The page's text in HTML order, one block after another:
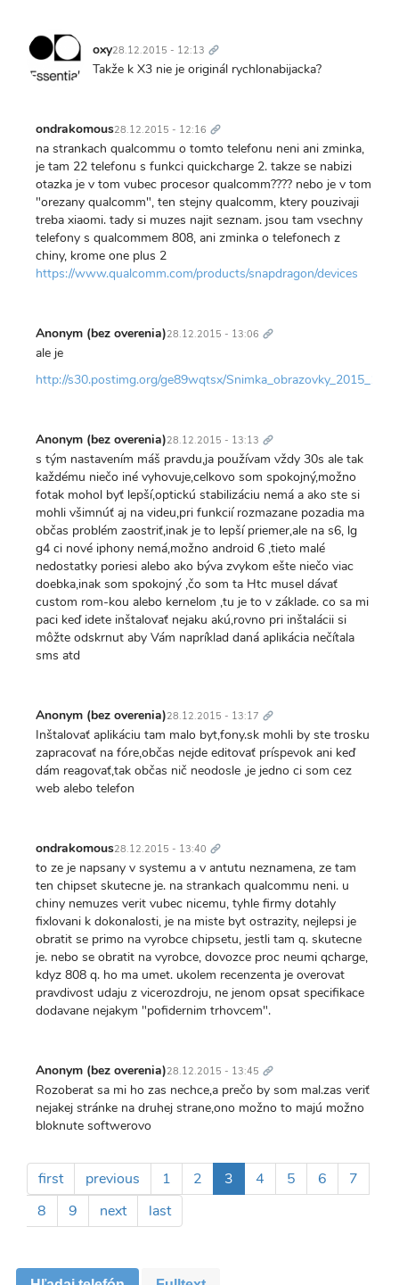
oxy28.12.2015 - 12:13 odkaz
Takže k X3 nie je originál rychlonabijacka?
ondrakomous28.12.2015 - 12:16 odkaz
na strankach qualcommu o tomto telefonu neni ani zminka,
je tam 22 telefonu s funkci quickcharge 2. takze se nabizi
otazka je v tom vubec procesor qualcomm???? nebo je v tom
"orezany qualcomm", ten stejny qualcomm, ktery pouzivaji
treba xiaomi. tady si muzes najit seznam. jsou tam vsechny
telefony s qualcommem 808, ani zminka o telefonech z
chiny, krome one plus 2
https://www.qualcomm.com/products/snapdragon/devices
Anonym (bez overenia)28.12.2015 - 13:06 odkaz
ale je
http://s30.postimg.org/ge89wqtsx/
Anonym (bez overenia)28.12.2015 - 13:13 odkaz
s tým nastavením máš pravdu,ja používam vždy 30s ale tak
každému niečo iné vyhovuje,celkovo som spokojný,možno
fotak mohol byť lepší,optickú stabilizáciu nemá a ako ste si
mohli všimnúť aj na videu,pri funkcií rozmazane pozadia ma
občas problém zaostriť,inak je to lepší priemer,ale na s6, lg
g4 ci nové iphony nemá,možno android 6 ,tieto malé
nedostatky poriesi alebo ako býva zvykom ešte niečo viac
doebka,inak som spokojný ,čo som ta Htc musel dávať
custom rom-kou alebo kernelom ,tu je to v základe. co sa mi
paci keď idete inštalovať nejaku akú,rovno pri inštalácii si
môžte odskrnut aby Vám napríklad daná aplikácia nečítala
sms atd
Anonym (bez overenia)28.12.2015 - 13:17 odkaz
Inštalovať aplikáciu tam malo byt,fony.sk mohli by ste trosku
zapracovať na fóre,občas nejde editovať príspevok ani keď
dám reagovať,tak občas nič neodosle ,je jedno ci som cez
web alebo telefon
ondrakomous28.12.2015 - 13:40 odkaz
to ze je napsany v systemu a v antutu neznamena, ze tam
ten chipset skutecne je. na strankach qualcommu neni. u
chiny nemuzes verit vubec nicemu, tyhle firmy dotahly
fixlovani k dokonalosti, je na miste byt ostrazity, nejlepsi je
obratit se primo na vyrobce chipsetu, jestli tam q. skutecne
je. nebo se obratit na vyrobce, dovozce proc neumi qcharge,
kdyz 808 q. ho ma umet. ukolem recenzenta je overovat
pravdivost udaju z vicerozdroju, ne jenom opsat specifikace
dodavane nejakym "pofidernim trhovcem".
Anonym (bez overenia)28.12.2015 - 13:45 odkaz
Rozoberat sa mi ho zas nechce,a prečo by som mal.zas veriť
nejakej stránke na druhej strane,ono možno to majú možno
bloknute softwerovo
First
page
first
Previous
page
previous Page
1 Page
2
Aktuálna
stránka
3 Page
4 Page
5 Page
6 Page
7
Page
8 Page
9
Ďalšia
strana
next
Posledná
strana
last